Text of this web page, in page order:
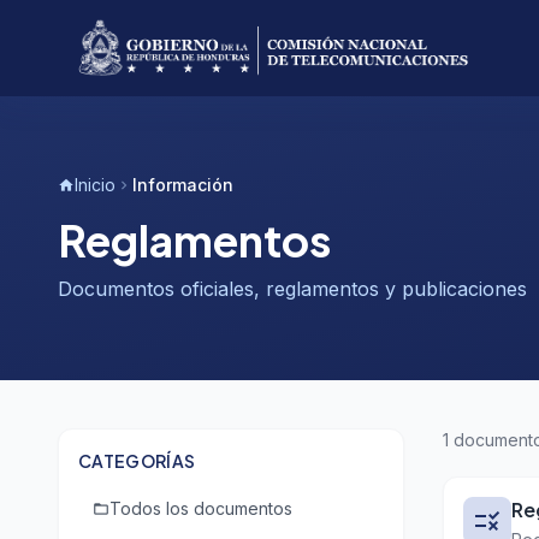
homeInicio chevron_right Información
Reglamentos
Documentos oficiales, reglamentos y publicaciones
CATEGORÍAS
folder_openTodos los documentos
1
rule